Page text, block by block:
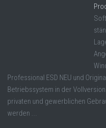
Professional ESD NEU und
Betriebssystem in der
privaten und gewerblichen
werden ...